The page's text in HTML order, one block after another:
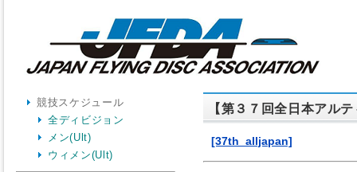
競技スケジュール
全ディビジョン
メン(Ult)
ウィメン(Ult)
【第３７回全日本アル
[37th_alljapan]